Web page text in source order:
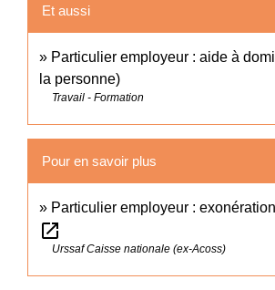
Et aussi
Particulier employeur : aide à
la personne)
Travail - Formation
Pour en savoir plus
Particulier employeur :
open_in_new
Urssaf Caisse nationale (ex-Acoss)